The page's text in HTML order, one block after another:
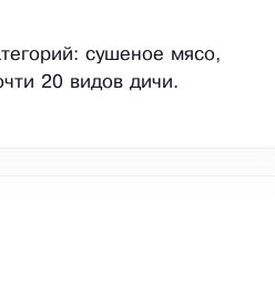
сушеное мясо,
20 видов дичи.